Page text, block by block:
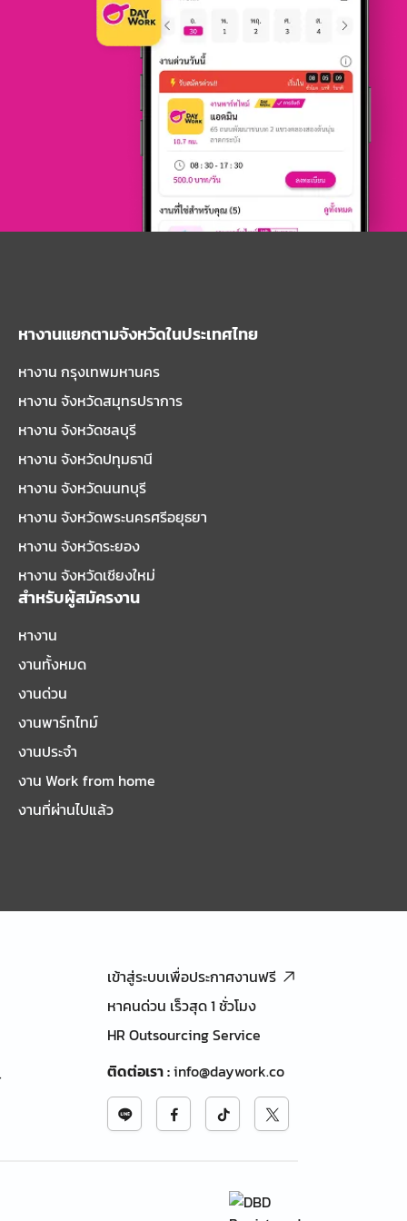
หางานแยกตามจังหวัดในประเทศไทย
หางาน กรุงเทพมหานคร
หางาน จังหวัดสมุทรปราการ
หางาน จังหวัดชลบุรี
หางาน จังหวัดปทุมธานี
หางาน จังหวัดนนทบุรี
หางาน จังหวัดพระนครศรีอยุธยา
หางาน จังหวัดระยอง
หางาน จังหวัดเชียงใหม่
สำหรับผู้สมัครงาน
หางาน
งานทั้งหมด
งานด่วน
งานพาร์ทไทม์
งานประจำ
งาน Work from home
งานที่ผ่านไปแล้ว
เข้าสู่ระบบเพื่อประกาศงานฟรี
หาคนด่วน เร็วสุด 1 ชั่วโมง
HR Outsourcing Service
ติดต่อเรา:info@daywork.co